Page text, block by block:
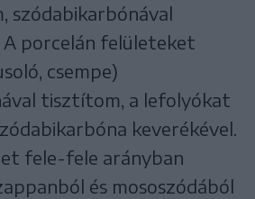
szódabikarbónával
porcelán felületeket
csempe)
tisztítom, a lefolyókat
keverékével.
fele-fele arányban
és mososzódából